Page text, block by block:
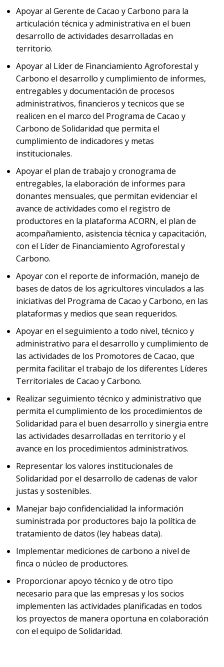
Apoyar al Gerente de Cacao y Carbono para la
articulación técnica y administrativa en el buen
desarrollo de actividades desarrolladas en
territorio.
Apoyar al Líder de Financiamiento Agroforestal y
Carbono el desarrollo y cumplimiento de informes,
entregables y documentación de procesos
administrativos, financieros y tecnicos que se
realicen en el marco del Programa de Cacao y
Carbono de Solidaridad que permita el
cumplimiento de indicadores y metas
institucionales.
Apoyar el plan de trabajo y cronograma de
entregables, la elaboración de informes para
donantes mensuales, que permitan evidenciar el
avance de actividades como el registro de
productores en la plataforma ACORN, el plan de
acompañamiento, asistencia técnica y capacitación,
con el Líder de Financiamiento Agroforestal y
Carbono.
Apoyar con el reporte de información, manejo de
bases de datos de los agricultores vinculados a las
iniciativas del Programa de Cacao y Carbono, en las
plataformas y medios que sean requeridos.
Apoyar en el seguimiento a todo nivel, técnico y
administrativo para el desarrollo y cumplimiento de
las actividades de los Promotores de Cacao, que
permita facilitar el trabajo de los diferentes Líderes
Territoriales de Cacao y Carbono.
Realizar seguimiento técnico y administrativo que
permita el cumplimiento de los procedimientos de
Solidaridad para el buen desarrollo y sinergia entre
las actividades desarrolladas en territorio y el
avance en los procedimientos administrativos.
Representar los valores institucionales de
Solidaridad por el desarrollo de cadenas de valor
justas y sostenibles.
Manejar bajo confidencialidad la información
suministrada por productores bajo la política de
tratamiento de datos (ley habeas data).
Implementar mediciones de carbono a nivel de
finca o núcleo de productores.
Proporcionar apoyo técnico y de otro tipo
necesario para que las empresas y los socios
implementen las actividades planificadas en todos
los proyectos de manera oportuna en colaboración
con el equipo de Solidaridad.